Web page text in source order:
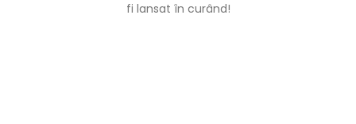
fi lansat în curând!